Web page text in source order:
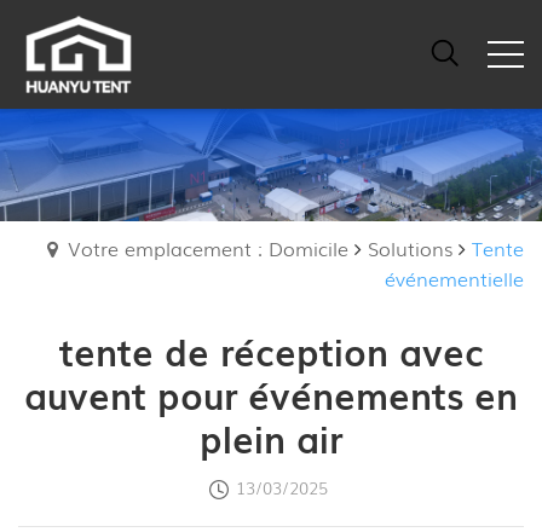
Votre emplacement : Domicile Solutions
Tente
événementielle
tente de réception avec
auvent pour événements en
plein air
13/03/2025